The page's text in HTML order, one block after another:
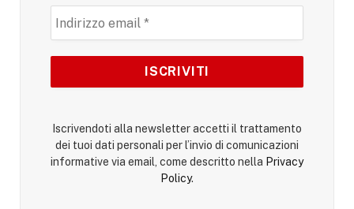
Iscrivendoti alla newsletter accetti il trattamento
dei tuoi dati personali per l’invio di comunicazioni
informative via email, come descritto nella Privacy
Policy.